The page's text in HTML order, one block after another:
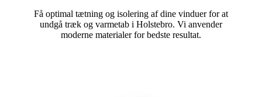
Få optimal tætning og isolering af dine vinduer for at
undgå træk og varmetab i Holstebro. Vi anvender
moderne materialer for bedste resultat.